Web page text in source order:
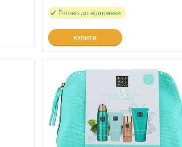
Готово до відправки
КУПИТИ